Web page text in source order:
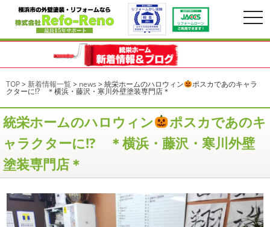
TOP> 新着情報一覧> news >統栄ホームのハロウィン ポスカであのキャラ
クターに!? ＊横浜・藤沢・寒川外壁塗装専門店＊
統栄ホームのハロウィン
ポスカであのキ
ャラクターに!? ＊横浜・藤沢・寒川外壁
塗装専門店＊